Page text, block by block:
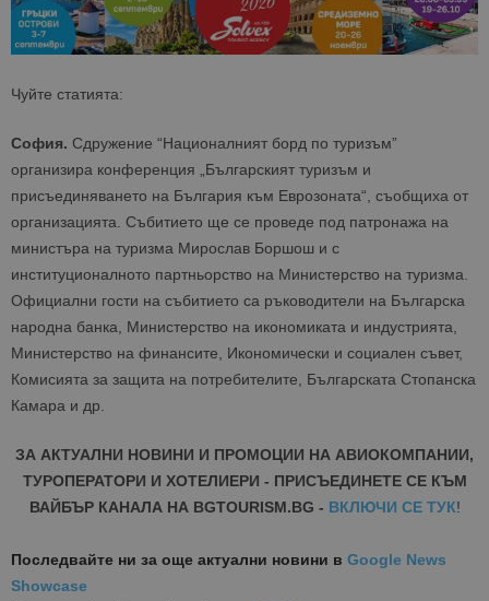
Чуйте статията:
София. Сдружение “Националният борд по туризъм”
организира конференция „Българският туризъм и
присъединяването на България към Еврозоната“, съобщиха от
организацията. Събитието ще се проведе под патронажа на
министъра на туризма Мирослав Боршош и с
институционалното партньорство на Министерство на туризма.
Официални гости на събитието са ръководители на Българска
народна банка, Министерство на икономиката и индустрията,
Министерство на финансите, Икономически и социален съвет,
Комисията за защита на потребителите, Българската Стопанска
Камара и др.
ЗА АКТУАЛНИ НОВИНИ И ПРОМОЦИИ НА АВИОКОМПАНИИ,
ТУРОПЕРАТОРИ И ХОТЕЛИЕРИ - ПРИСЪЕДИНЕТЕ СЕ КЪМ
ВАЙБЪР КАНАЛА НА BGTOURISM.BG - ВКЛЮЧИ СЕ ТУК!
Последвайте ни за още актуални новини в Google News
Showcase